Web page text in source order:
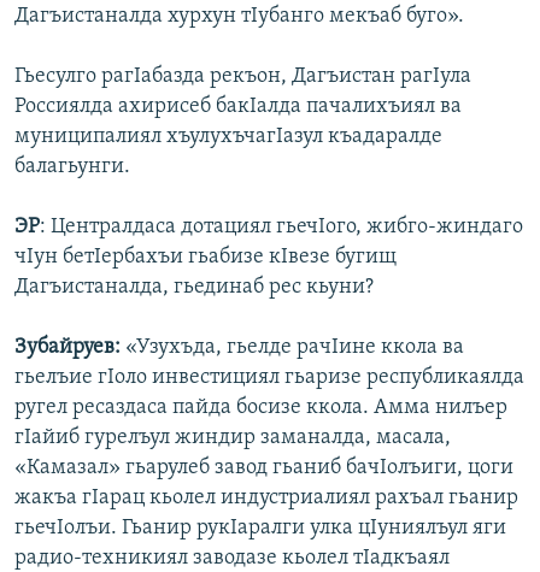
Дагъистаналда хурхун тIубанго мекъаб буго».
Гьесулго рагIабазда рекъон, Дагъистан рагIула
Россиялда ахирисеб бакIалда пачалихъиял ва
муниципалиял хъулухъчагIазул къадаралде
балагьунги.
ЭР: Централдаса дотациял гьечIого, жибго-жиндаго
чIун бетIербахъи гьабизе кIвезе бугищ
Дагъистаналда, гьединаб рес кьуни?
Зубайруев: «Узухъда, гьелде рачIине ккола ва
гьелъие гIоло инвестициял гьаризе республикаялда
ругел ресаздаса пайда босизе ккола. Амма нилъер
гIайиб гурелъул жиндир заманалда, масала,
«Камазал» гьарулеб завод гьаниб бачIолъиги, цоги
жакъа гIарац кьолел индустриалиял рахъал гьанир
гьечIолъи. Гьанир рукIаралги улка цIуниялъул яги
радио-техникиял заводазе кьолел тIадкъаял